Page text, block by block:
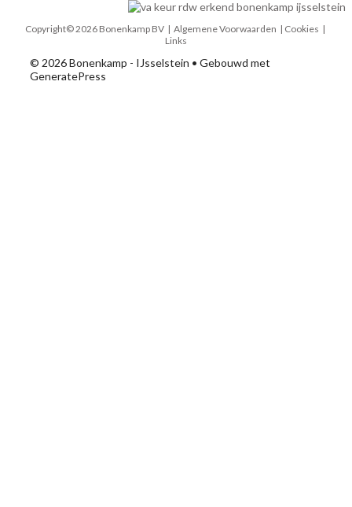
Copyright© 2026 Bonenkamp BV | Algemene Voorwaarden | Cookies |
Links
© 2026 Bonenkamp - IJsselstein • Gebouwd met
GeneratePress